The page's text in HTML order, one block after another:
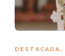
DESTACADA,